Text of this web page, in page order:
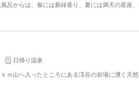
日帰り温泉